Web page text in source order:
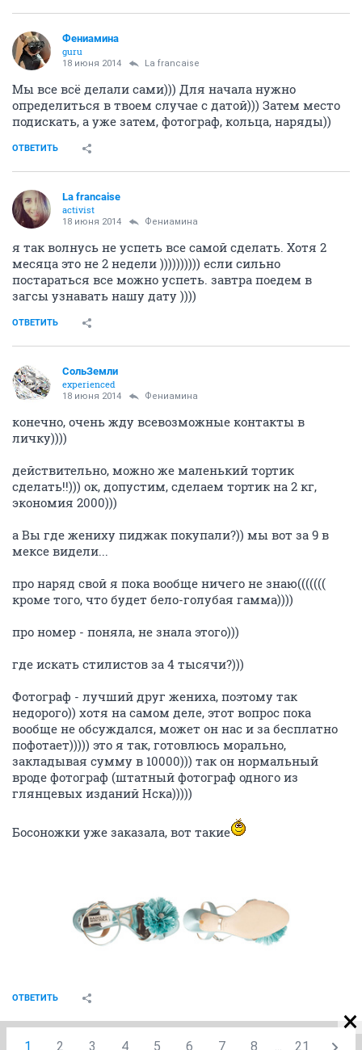
Фениамина
guru
18 июня 2014 La francaise
Мы все всё делали сами))) Для начала нужно
определиться в твоем случае с датой))) Затем место
подискать, а уже затем, фотограф, кольца, наряды))
ОТВЕТИТЬ
La francaise
activist
18 июня 2014 Фениамина
я так волнусь не успеть все самой сделать. Хотя 2
месяца это не 2 недели )))))))))) если сильно
постараться все можно успеть. завтра поедем в
загсы узнавать нашу дату ))))
ОТВЕТИТЬ
СольЗемли
experienced
18 июня 2014 Фениамина
конечно, очень жду всевозможные контакты в
личку))))
действительно, можно же маленький тортик
сделать!!))) ок, допустим, сделаем тортик на 2 кг,
экономия 2000)))
а Вы где жениху пиджак покупали?)) мы вот за 9 в
мексе видели...
про наряд свой я пока вообще ничего не знаю(((((((
кроме того, что будет бело-голубая гамма))))
про номер - поняла, не знала этого)))
где искать стилистов за 4 тысячи?)))
Фотограф - лучший друг жениха, поэтому так
недорого)) хотя на самом деле, этот вопрос пока
вообще не обсуждался, может он нас и за бесплатно
пофотает))))) это я так, готовлюсь морально,
закладывая сумму в 10000))) так он нормальный
вроде фотограф (штатный фотограф одного из
глянцевых изданий Нска)))))
Босоножки уже заказала, вот такие
ОТВЕТИТЬ
1 2 3 4 5 6 7 8 21